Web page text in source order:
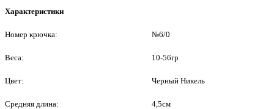
Характеристики
Номер крючка: №6/0
Веса: 10-56гр
Цвет: Черный Никель
Средняя длина: 4,5см